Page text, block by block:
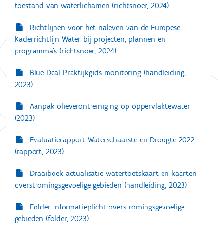
i
e
toestand van waterlichamen (richtsnoer, 2024)
Richtlijnen voor het naleven van de Europese
Kaderrichtlijn Water bij projecten, plannen en
programma’s (richtsnoer, 2024)
Blue Deal Praktijkgids monitoring (handleiding,
2023)
Aanpak olieverontreiniging op oppervlaktewater
(2023)
Evaluatierapport Waterschaarste en Droogte 2022
(rapport, 2023)
Draaiboek actualisatie watertoetskaart en kaarten
overstromingsgevoelige gebieden (handleiding, 2023)
Folder informatieplicht overstromingsgevoelige
gebieden (folder, 2023)